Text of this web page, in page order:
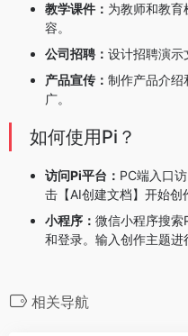
教学课件： 为教师和教育
容。
公司招聘： 设计招聘演示
产品宣传： 制作产品介绍
广。
如何使用Pi？
访问Pi平台： PC端入口
击【AI创建文档】开始创
小程序： 微信小程序搜
和登录。输入创作主题进
相关导航